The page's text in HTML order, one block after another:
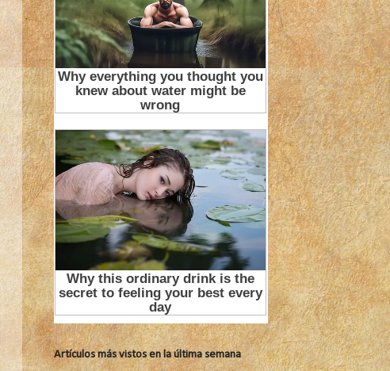
Artículos más vistos en la última semana